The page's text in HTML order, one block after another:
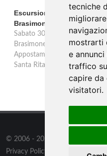
tecniche
mostrarti
e
traffico
capire da
visitatori.
Escursione con
Brasimone: caccia
Sabato 30 agosto escursione
Brasimone dalle 17 alle 23
Appostamento al crepuscolo
Santa Rita al Brasimone,
© 2006 - 2026
Privacy Policy
Preferenze sui